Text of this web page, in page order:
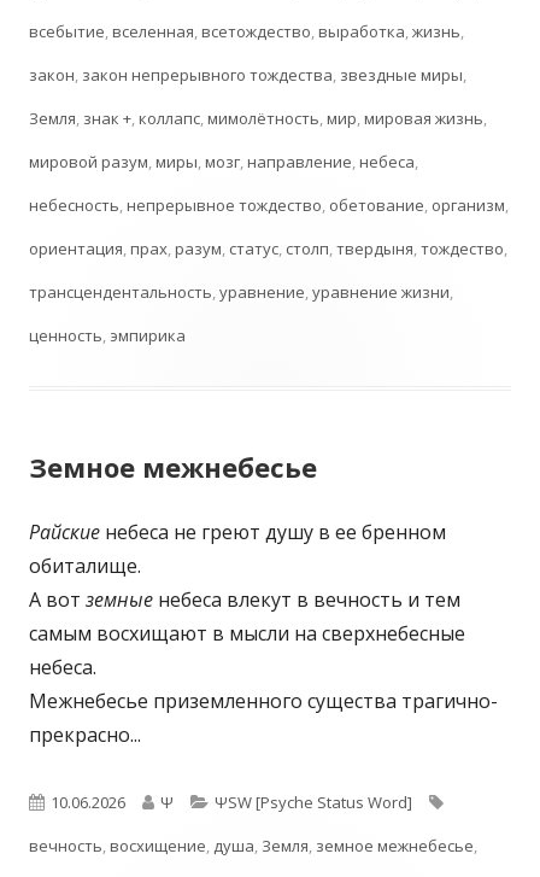
всебытие,вселенная,всетождество,выработка,жизнь,
закон, закон непрерывного тождества, звездные миры,
Земля, знак +,коллапс,мимолётность,мир,мировая жизнь,
мировой разум,миры,мозг,направление,небеса,
небесность,непрерывное тождество, обетование, организм,
ориентация,прах,разум, статус, столп,твердыня,тождество,
трансцендентальность,уравнение,уравнение жизни,
ценность, эмпирика
Земное межнебесье
Райские небеса не греют душу в ее бренном
обиталище.
А вот земные небеса влекут в вечность и тем
самым восхищают в мысли на сверхнебесные
небеса.
Межнебесье приземленного существа трагично-
прекрасно...
Опубликовано
10.06.2026 Автор
Ψ Рубрики
ΨSW [Psyche Status Word]
вечность,восхищение, душа, Земля, земное межнебесье,